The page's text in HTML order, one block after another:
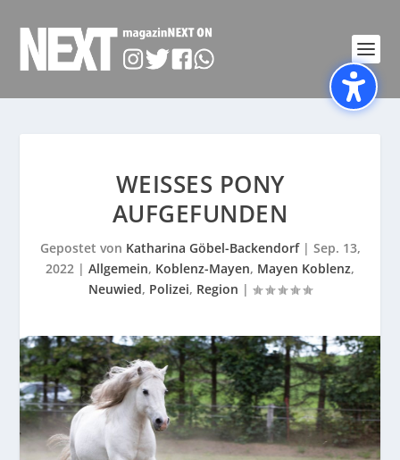
WEISSES PONY A
UFGEFUNDEN
Gepostet von Katharina Göbel-Backendorf| Sep. 13,
2022 | Allgemein, Koblenz-Mayen, Mayen Koblenz,
Neuwied, Polizei, Region |